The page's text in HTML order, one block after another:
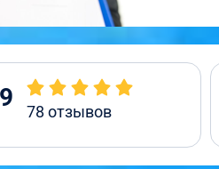
78 отзывов